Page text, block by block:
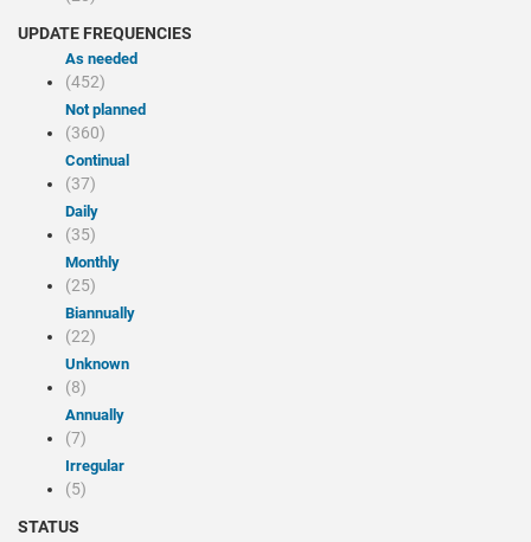
UPDATE FREQUENCIES
As needed
(452)
Not planned
(360)
Continual
(37)
Daily
(35)
Monthly
(25)
Biannually
(22)
Unknown
(8)
Annually
(7)
Irregular
(5)
STATUS